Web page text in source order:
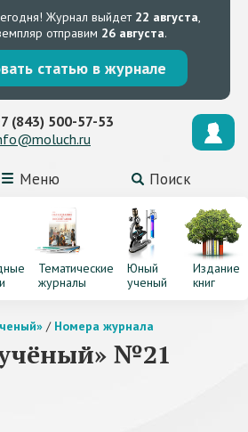
Журнал выйдет 22 августа,
отправим 26 августа.
статью в журнале
Меню Поиск
(843) 500-57-53
Тематические
журналы
Юный
ученый
Издание
книг
/ Номера журнала
№21